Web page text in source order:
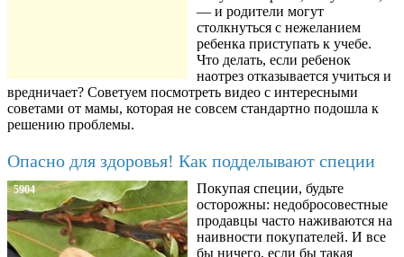
— и родители могут
столкнуться с нежеланием
ребенка приступать к учебе.
Что делать, если ребенок
наотрез отказывается учиться и
вредничает? Советуем посмотреть видео с интересными
советами от мамы, которая не совсем стандартно подошла к
решению проблемы.
Опасно для здоровья! Как подделывают специи
5904
Покупая специи, будьте
осторожны: недобросовестные
продавцы часто наживаются на
наивности покупателей. И все
бы ничего, если бы такая